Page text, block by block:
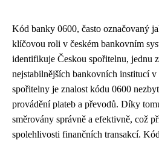
Kód banky 0600, často označovaný
klíčovou roli v českém bankovním
identifikuje Českou spořitelnu, jednu
nejstabilnějších bankovních institucí
spořitelny je znalost kódu 0600
provádění plateb a převodů. Díky
směrovány správně a efektivně, což
spolehlivosti finančních transakcí.